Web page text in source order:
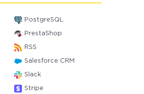
PostgreSQL
PrestaShop
RSS
Salesforce CRM
Slack
Stripe